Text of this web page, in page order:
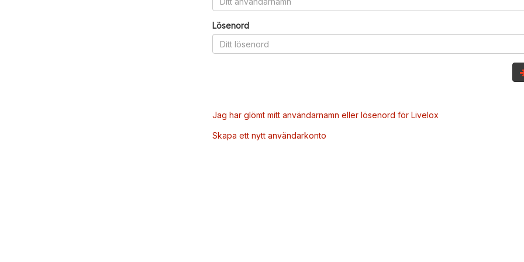
Lösenord
Jag har glömt mitt användarnamn eller lösenord för Livelox
Skapa ett nytt användarkonto